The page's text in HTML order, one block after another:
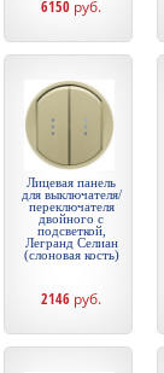
6150 руб.
Лицевая панель
для выключателя/
переключателя
двойного с
подсветкой,
Легранд Селиан
(слоновая кость)
2146 руб.